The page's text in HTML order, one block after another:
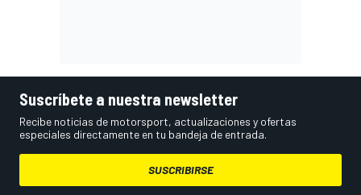
Suscríbete a nuestra newsletter
Recibe noticias de motorsport, actualizaciones y ofertas
especiales directamente en tu bandeja de entrada.
SUSCRIBIRSE